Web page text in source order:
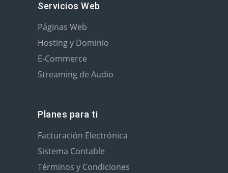
Servicios Web
Páginas Web
Hosting y Dominio
E-Commerce
Streaming de Audio
Planes para ti
Facturación Electrónica
Sistema Contable
Términos y Condiciones